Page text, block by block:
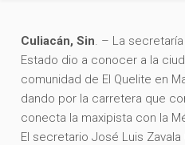
Culiacán, Sin. – La
Estado dio a conocer a la
comunidad de El Quelite en
dando por la carretera que
conecta la maxipista con la
El secretario José Luis